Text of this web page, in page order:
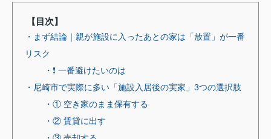
【目次】
・まず結論｜親が施設に入ったあとの家は「放置」が一番
リスク
・❗ 一番避けたいのは
・尼崎市で実際に多い「施設入居後の実家」3つの選択肢
・① 空き家のまま保有する
・② 賃貸に出す